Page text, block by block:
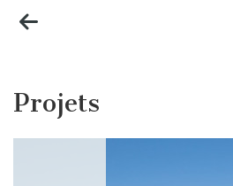
Projets